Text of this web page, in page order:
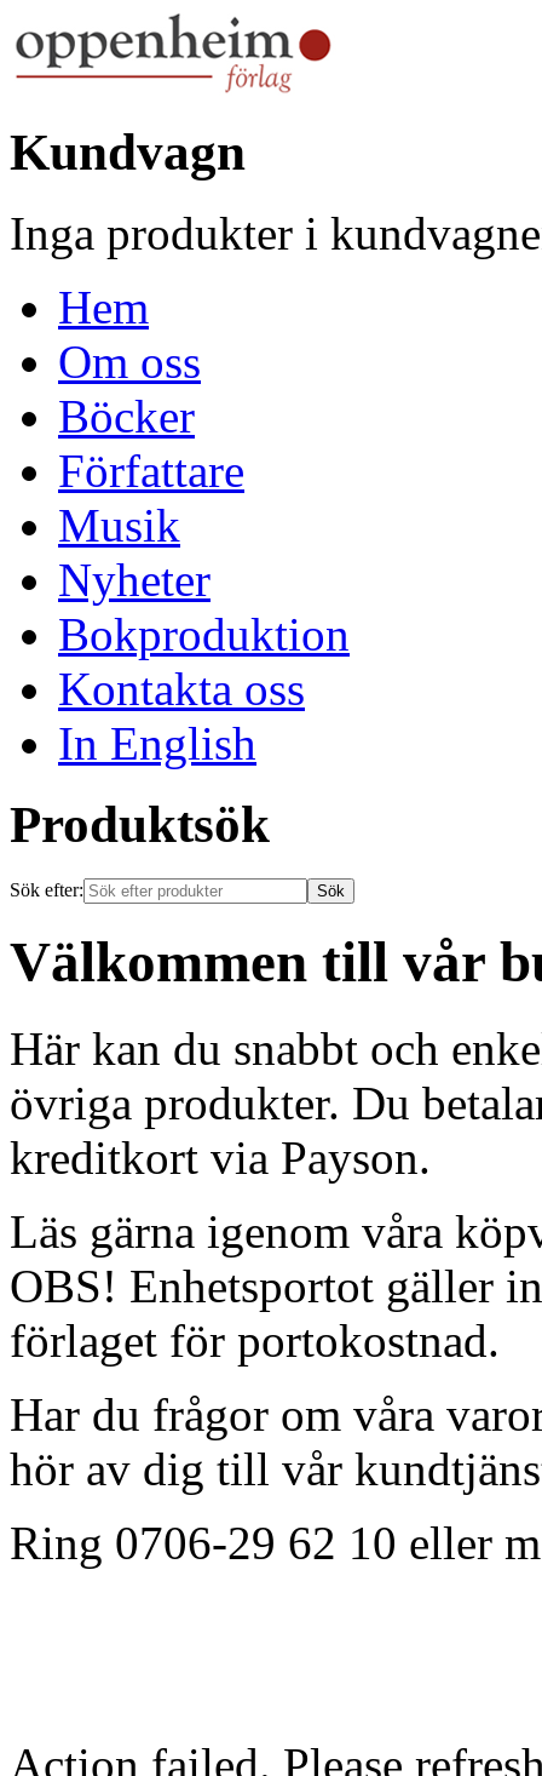
Kundvagn
Inga produkter i
Hem
Om oss
Böcker
Författare
Musik
Nyheter
Bokproduktion
Kontakta oss
In English
Produktsök
Sök efter:
Välkommen till vår
Här kan du snabbt och
övriga produkter. Du
kreditkort via Payson.
Läs gärna igenom våra
OBS! Enhetsportot gäller
förlaget för portokostnad.
Har du frågor om våra
hör av dig till vår
Ring 0706-29 62 10 eller
Action failed. Please